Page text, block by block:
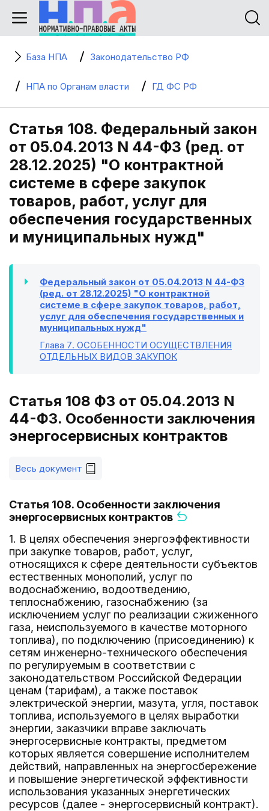
База НПА Законодательство РФ
НПА по Органам власти ГД ФС РФ
Статья 108. Федеральный закон
от 05.04.2013 N 44-ФЗ (ред. от
28.12.2025) "О контрактной
системе в сфере закупок
товаров, работ, услуг для
обеспечения государственных
и муниципальных нужд"
Федеральный закон от 05.04.2013 N 44-ФЗ
(ред. от 28.12.2025) "О контрактной
системе в сфере закупок товаров, работ,
услуг для обеспечения государственных и
муниципальных нужд"
Глава 7. ОСОБЕННОСТИ ОСУЩЕСТВЛЕНИЯ
ОТДЕЛЬНЫХ ВИДОВ ЗАКУПОК
Статья 108 ФЗ от 05.04.2013 N
44-ФЗ. Особенности заключения
энергосервисных контрактов
Весь документ
Статья 108. Особенности заключения
энергосервисных контрактов
1. В целях обеспечения энергоэффективности
при закупке товаров, работ, услуг,
относящихся к сфере деятельности субъектов
естественных монополий, услуг по
водоснабжению, водоотведению,
теплоснабжению, газоснабжению (за
исключением услуг по реализации сжиженного
газа, неиспользуемого в качестве моторного
топлива), по подключению (присоединению) к
сетям инженерно-технического обеспечения
по регулируемым в соответствии с
законодательством Российской Федерации
ценам (тарифам), а также поставок
электрической энергии, мазута, угля, поставок
топлива, используемого в целях выработки
энергии, заказчики вправе заключать
энергосервисные контракты, предметом
которых является совершение исполнителем
действий, направленных на энергосбережение
и повышение энергетической эффективности
использования указанных энергетических
ресурсов (далее - энергосервисный контракт).